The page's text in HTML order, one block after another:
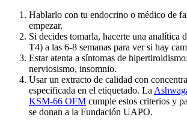
Hablarlo con tu endocrino o médico de
empezar.
Si decides tomarla, hacerte una analítica
T4) a las 6-8 semanas para ver si hay
Estar atenta a síntomas de
nerviosismo, insomnio.
Usar un extracto de calidad con
especificada en el etiquetado. La
KSM-66 OFM cumple estos criterios y
se donan a la Fundación UAPO.